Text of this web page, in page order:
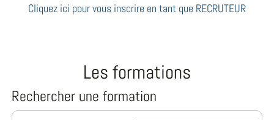
Cliquez ici pour vous inscrire en tant que RECRUTEUR
Les formations
Rechercher une formation